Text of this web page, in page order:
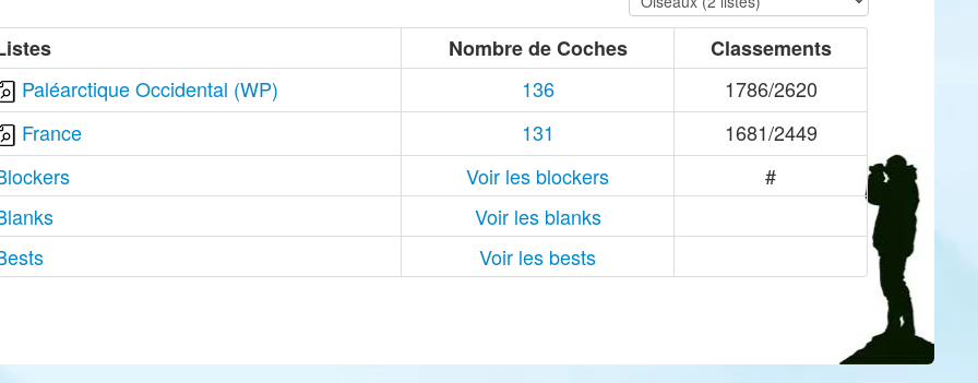
Nombre de Coches
Classements
Paléarctique Occidental (WP)
136
1786/2620
France
131
1681/2449
Voir les blockers
#
Voir les blanks
Voir les bests